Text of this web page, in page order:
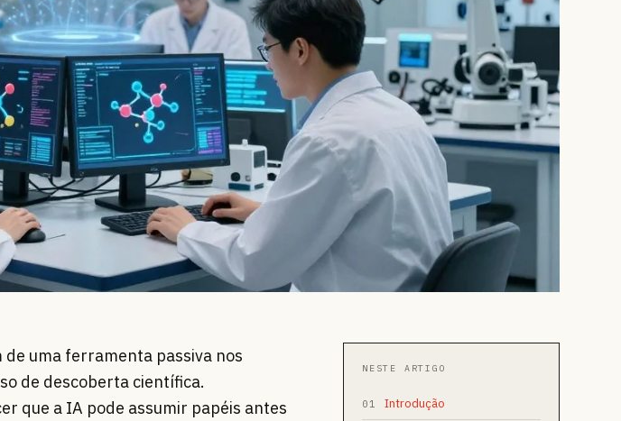
uma ferramenta passiva nos
de descoberta científica.
que a IA pode assumir papéis antes
NESTE ARTIGO
01 Introdução